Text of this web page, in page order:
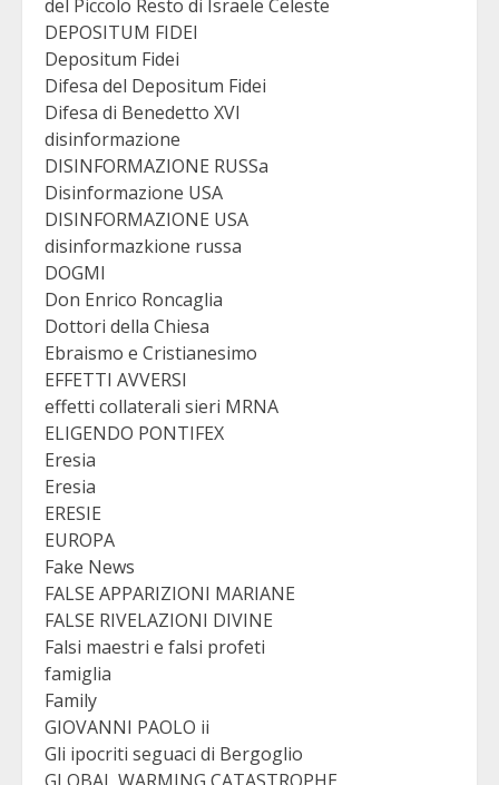
del Piccolo Resto di Israele Celeste
DEPOSITUM FIDEI
Depositum Fidei
Difesa del Depositum Fidei
Difesa di Benedetto XVI
disinformazione
DISINFORMAZIONE RUSSa
Disinformazione USA
DISINFORMAZIONE USA
disinformazkione russa
DOGMI
Don Enrico Roncaglia
Dottori della Chiesa
Ebraismo e Cristianesimo
EFFETTI AVVERSI
effetti collaterali sieri MRNA
ELIGENDO PONTIFEX
Eresia
Eresia
ERESIE
EUROPA
Fake News
FALSE APPARIZIONI MARIANE
FALSE RIVELAZIONI DIVINE
Falsi maestri e falsi profeti
famiglia
Family
GIOVANNI PAOLO ii
Gli ipocriti seguaci di Bergoglio